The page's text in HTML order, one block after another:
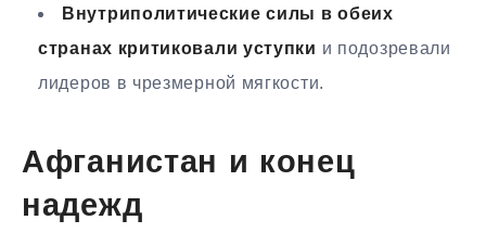
Внутриполитические силы в обеих
странах критиковали уступки и подозревали
лидеров в чрезмерной мягкости.
Афганистан и конец
надежд